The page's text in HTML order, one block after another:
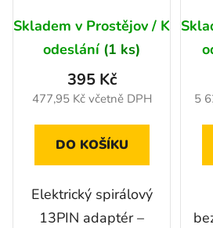
Skladem v Prostějov / K
odeslání (1 ks)
477,95 Kč včetně DPH
395 Kč
DO KOŠÍKU
Elektrický spirálový
13PIN adaptér –
5